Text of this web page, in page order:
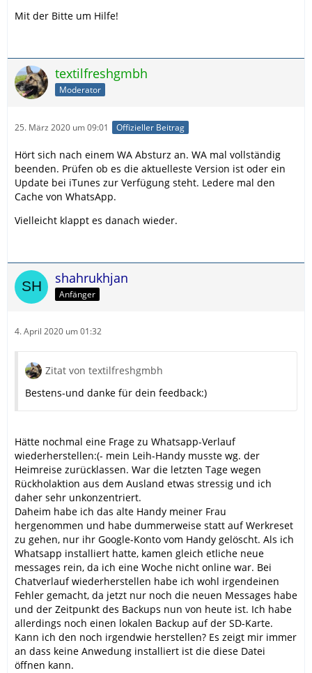
Mit der Bitte um Hilfe!
textilfreshgmbh
Moderator
25. März 2020 um 09:01 Offizieller Beitrag
Hört sich nach einem WA Absturz an. WA mal vollständig
beenden. Prüfen ob es die aktuelleste Version ist oder ein
Update bei iTunes zur Verfügung steht. Ledere mal den
Cache von WhatsApp.
Vielleicht klappt es danach wieder.
shahrukhjan
Anfänger
4. April 2020 um 01:32
Zitat von textilfreshgmbh
Bestens-und danke für dein feedback:)
Hätte nochmal eine Frage zu Whatsapp-Verlauf
wiederherstellen:(- mein Leih-Handy musste wg. der
Heimreise zurücklassen. War die letzten Tage wegen
Rückholaktion aus dem Ausland etwas stressig und ich
daher sehr unkonzentriert.
Daheim habe ich das alte Handy meiner Frau
hergenommen und habe dummerweise statt auf Werkreset
zu gehen, nur ihr Google-Konto vom Handy gelöscht. Als ich
Whatsapp installiert hatte, kamen gleich etliche neue
messages rein, da ich eine Woche nicht online war. Bei
Chatverlauf wiederherstellen habe ich wohl irgendeinen
Fehler gemacht, da jetzt nur noch die neuen Messages habe
und der Zeitpunkt des Backups nun von heute ist. Ich habe
allerdings noch einen lokalen Backup auf der SD-Karte.
Kann ich den noch irgendwie herstellen? Es zeigt mir immer
an dass keine Anwedung installiert ist die diese Datei
öffnen kann.